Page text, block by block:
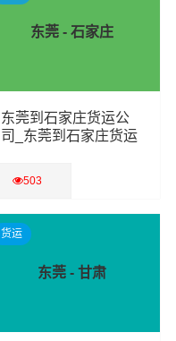
东莞 - 石家庄
东莞到石家庄货运公
司_东莞到石家庄货运
503
查看详细
东莞 - 甘肃
货运